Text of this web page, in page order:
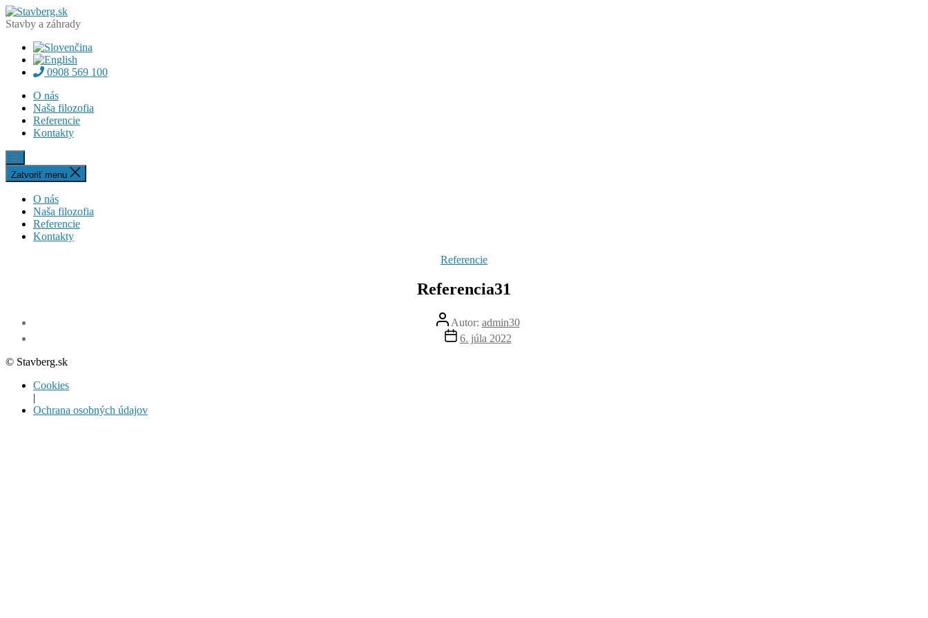
Preskočiť
na
Stavberg.sk
Stavby a záhrady
0908 569 100
O nás
Naša filozofia
Referencie
Kontakty
Zatvoriť menu
O nás
Naša filozofia
Referencie
Kontakty
Kategórie
Referencie
Referencia31
Autor
článku
Autor: admin30
Dátum
článku
6. júla 2022
© Stavberg.sk
Cookies
|
Ochrana osobných údajov